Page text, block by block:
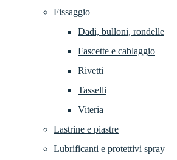
Fissaggio
Dadi, bulloni, rondelle
Fascette e cablaggio
Rivetti
Tasselli
Viteria
Lastrine e piastre
Lubrificanti e protettivi spray